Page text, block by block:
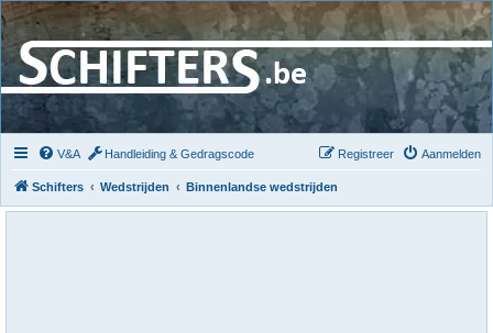
V&A Handleiding & Gedragscode Aanmelden
Registreer
Schifters Wedstrijden Binnenlandse wedstrijden